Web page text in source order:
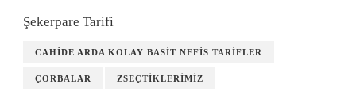
Şekerpare Tarifi
CAHIDE ARDA KOLAY BASIT NEFIS TARIFLER
ÇORBALAR ZSEÇTIKLERIMIZ